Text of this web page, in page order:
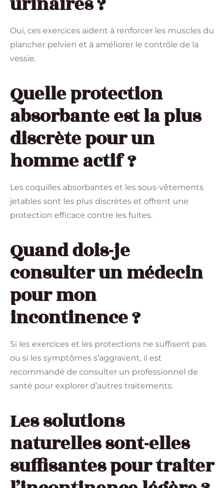
Oui, ces exercices aident à renforcer les muscles du
plancher pelvien et à améliorer le contrôle de la
vessie.
Quelle protection
absorbante est la plus
discrète pour un
homme actif ?
Les coquilles absorbantes et les sous-vêtements
jetables sont les plus discrètes et offrent une
protection efficace contre les fuites.
Quand dois-je
consulter un médecin
pour mon
incontinence ?
Si les exercices et les protections ne suffisent pas
ou si les symptômes s’aggravent, il est
recommandé de consulter un professionnel de
santé pour explorer d’autres traitements.
Les solutions
naturelles sont-elles
suffisantes pour traiter